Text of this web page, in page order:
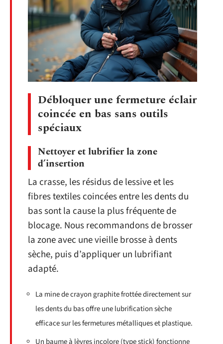
Débloquer une fermeture éclair
coincée en bas sans outils
spéciaux
Nettoyer et lubrifier la zone
d’insertion
La crasse, les résidus de lessive et les
fibres textiles coincées entre les dents du
bas sont la cause la plus fréquente de
blocage. Nous recommandons de brosser
la zone avec une vieille brosse à dents
sèche, puis d’appliquer un lubrifiant
adapté.
La mine de crayon graphite frottée directement sur
les dents du bas offre une lubrification sèche
efficace sur les fermetures métalliques et plastique.
Un baume à lèvres incolore (type stick) fonctionne